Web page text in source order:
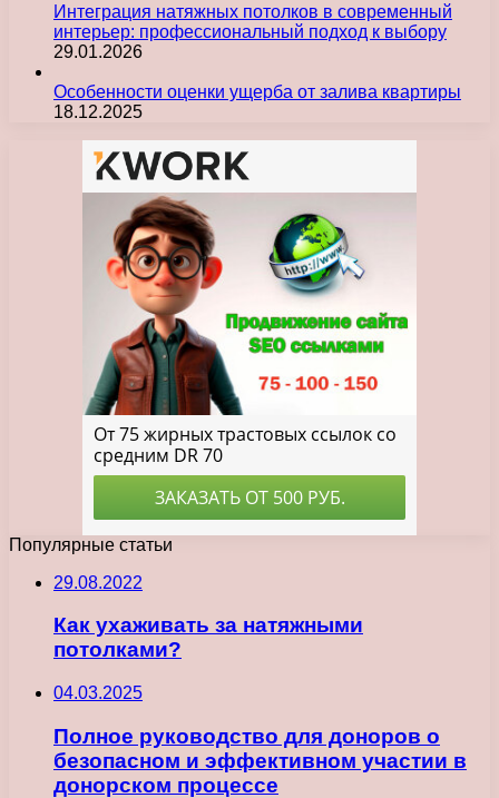
Интеграция натяжных потолков в современный
интерьер: профессиональный подход к выбору
29.01.2026
Особенности оценки ущерба от залива квартиры
18.12.2025
Популярные статьи
29.08.2022
Как ухаживать за натяжными
потолками?
04.03.2025
Полное руководство для доноров о
безопасном и эффективном участии в
донорском процессе